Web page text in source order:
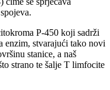
P-450 koji sadrži
enzim, stvarajući tako novi
stanice, a naš
strano te šalje T limfocite